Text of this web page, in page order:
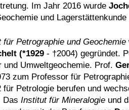
Im Jahr 2016 wurde
und Lagerstättenkunde
für Petrographie und Geochemie
(*1929 - †2004) gegründet.
und Umweltgeochemie. Prof.
zum Professor für
für Petrologie berufen und
Das Institut für Mineralogieund